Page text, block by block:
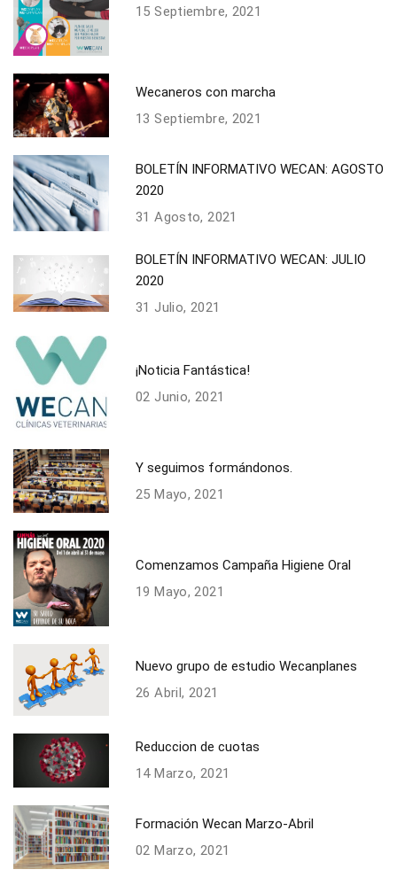
15 Septiembre, 2021
Wecaneros con marcha
13 Septiembre, 2021
BOLETÍN INFORMATIVO WECAN: AGOSTO
2020
31 Agosto, 2021
BOLETÍN INFORMATIVO WECAN: JULIO
2020
31 Julio, 2021
¡Noticia Fantástica!
02 Junio, 2021
Y seguimos formándonos.
25 Mayo, 2021
Comenzamos Campaña Higiene Oral
19 Mayo, 2021
Nuevo grupo de estudio Wecanplanes
26 Abril, 2021
Reduccion de cuotas
14 Marzo, 2021
Formación Wecan Marzo-Abril
02 Marzo, 2021